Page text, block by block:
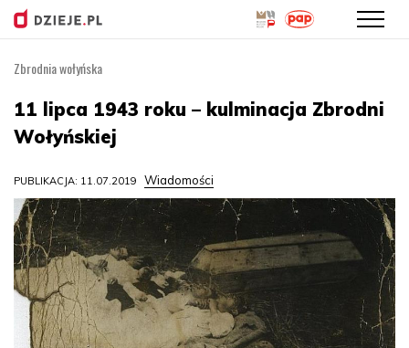
treści
Zbrodnia wołyńska
11 lipca 1943 roku – kulminacja Zbrodni
Wołyńskiej
PUBLIKACJA: 11.07.2019 Wiadomości